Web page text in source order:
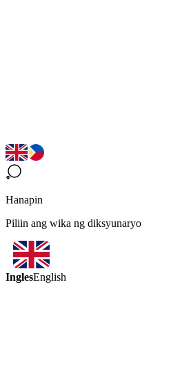
Hanapin
Piliin ang wika ng diksyunaryo
InglesEnglish